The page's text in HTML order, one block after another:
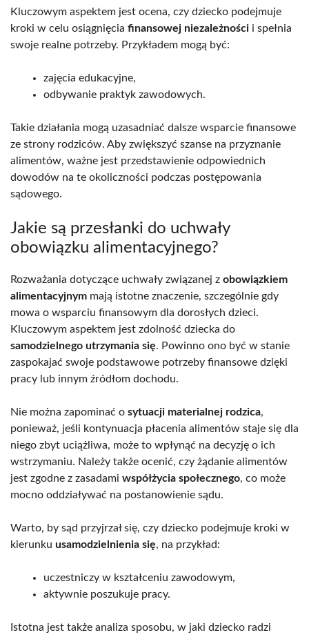
Kluczowym aspektem jest ocena, czy dziecko podejmuje
kroki w celu osiągnięcia finansowej niezależności i spełnia
swoje realne potrzeby. Przykładem mogą być:
zajęcia edukacyjne,
odbywanie praktyk zawodowych.
Takie działania mogą uzasadniać dalsze wsparcie finansowe
ze strony rodziców. Aby zwiększyć szanse na przyznanie
alimentów, ważne jest przedstawienie odpowiednich
dowodów na te okoliczności podczas postępowania
sądowego.
Jakie są przesłanki do uchwały
obowiązku alimentacyjnego?
Rozważania dotyczące uchwały związanej z obowiązkiem
alimentacyjnym mają istotne znaczenie, szczególnie gdy
mowa o wsparciu finansowym dla dorosłych dzieci.
Kluczowym aspektem jest zdolność dziecka do
samodzielnego utrzymania się. Powinno ono być w stanie
zaspokajać swoje podstawowe potrzeby finansowe dzięki
pracy lub innym źródłom dochodu.
Nie można zapominać o sytuacji materialnej rodzica,
ponieważ, jeśli kontynuacja płacenia alimentów staje się dla
niego zbyt uciążliwa, może to wpłynąć na decyzję o ich
wstrzymaniu. Należy także ocenić, czy żądanie alimentów
jest zgodne z zasadami współżycia społecznego, co może
mocno oddziaływać na postanowienie sądu.
Warto, by sąd przyjrzał się, czy dziecko podejmuje kroki w
kierunku usamodzielnienia się, na przykład:
uczestniczy w kształceniu zawodowym,
aktywnie poszukuje pracy.
Istotna jest także analiza sposobu, w jaki dziecko radzi